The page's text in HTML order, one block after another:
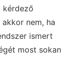
kérdező
akkor nem, ha
ismert
most sokan